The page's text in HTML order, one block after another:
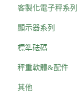
客製化電子秤系列
顯示器系列
標準砝碼
秤重軟體&配件
其他